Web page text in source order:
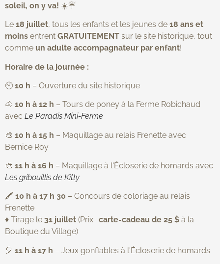
soleil, on y va! ☀️☔️
Le 18 juillet, tous les enfants et les jeunes de 18 ans et
moins entrent GRATUITEMENT sur le site historique, tout
comme un adulte accompagnateur par enfant!
Horaire de la journée :
🕙 10 h – Ouverture du site historique
🐴 10 h à 12 h – Tours de poney à la Ferme Robichaud
avec Le Paradis Mini-Ferme
🎨 10 h à 15 h – Maquillage au relais Frenette avec
Bernice Roy
🎨 11 h à 16 h – Maquillage à l'Écloserie de homards avec
Les gribouillis de Kitty
🖍️ 10 h à 17 h 30 – Concours de coloriage au relais
Frenette
♦ Tirage le 31 juillet (Prix : carte-cadeau de 25 $ à la
Boutique du Village)
🎈 11 h à 17 h – Jeux gonflables à l'Écloserie de homards